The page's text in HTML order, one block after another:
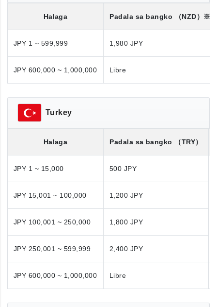
Halaga Padala sa bangko （NZD）※
JPY 1 ~ 599,999 1,980 JPY
JPY 600,000 ~ 1,000,000 Libre
Turkey
Halaga Padala sa bangko （TRY）
JPY 1 ~ 15,000 500 JPY
JPY 15,001 ~ 100,000 1,200 JPY
JPY 100,001 ~ 250,000 1,800 JPY
JPY 250,001 ~ 599,999 2,400 JPY
JPY 600,000 ~ 1,000,000 Libre